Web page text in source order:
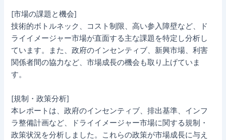
[市場の課題と機会]
技術的ボトルネック、コスト制限、高い参入障壁など、ド
ライイメージャー市場が直面する主な課題を特定し分析し
ています。また、政府のインセンティブ、新興市場、利害
関係者間の協力など、市場成長の機会も取り上げていま
す。
[規制・政策分析]
本レポートは、政府のインセンティブ、排出基準、インフ
ラ整備計画など、ドライイメージャー市場に関する規制・
政策状況を分析しました。これらの政策が市場成長に与え